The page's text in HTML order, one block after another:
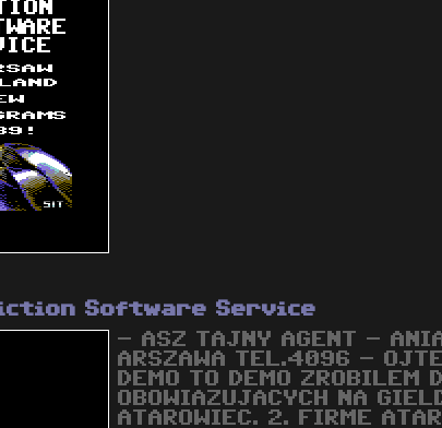
Software Service
- ASZ TAJNY AGENT -
ARSZAWA TEL.4096 -
DEMO TO DEMO
OBOWIAZUJACYCH NA
ATAROWIEC. 2. FIRME